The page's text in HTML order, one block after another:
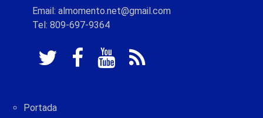
Email: almomento.net@gmail.com
Tel: 809-697-9364
Portada